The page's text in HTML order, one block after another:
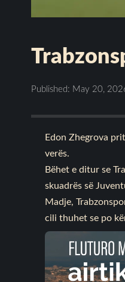
Published: May 20,
Edon Zhegrova
verës.
Bëhet e ditur se
skuadrës së
Madje,
cili thuhet se po